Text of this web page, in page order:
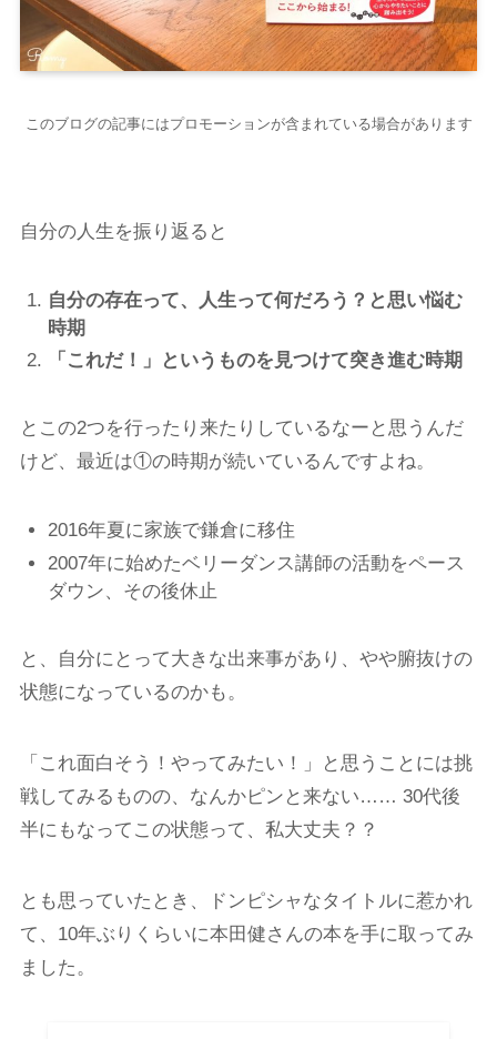
このブログの記事にはプロモーションが含まれている場合があります
自分の人生を振り返ると
自分の存在って、人生って何だろう？と思い悩む
時期
「これだ！」というものを見つけて突き進む時期
とこの2つを行ったり来たりしているなーと思うんだ
けど、最近は①の時期が続いているんですよね。
2016年夏に家族で鎌倉に移住
2007年に始めたベリーダンス講師の活動をペース
ダウン、その後休止
と、自分にとって大きな出来事があり、やや腑抜けの
状態になっているのかも。
「これ面白そう！やってみたい！」と思うことには挑
戦してみるものの、なんかピンと来ない…… 30代後
半にもなってこの状態って、私大丈夫？？
とも思っていたとき、ドンピシャなタイトルに惹かれ
て、10年ぶりくらいに本田健さんの本を手に取ってみ
ました。